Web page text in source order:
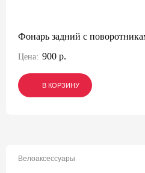
Фонарь задний с
Цена: 900 р.
В КОРЗИНУ
В КОРЗИНУ
В КОРЗИНУ
Велоаксессуары